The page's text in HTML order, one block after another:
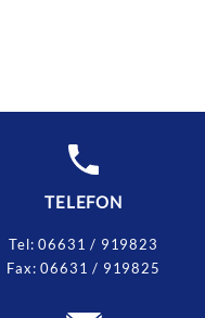
TELEFON
Tel:06631 / 919823
Fax:06631 / 919825